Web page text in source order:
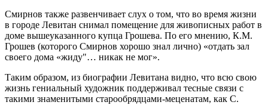
Смирнов также развенчивает слух о том, что во время жизни
в городе Левитан снимал помещение для живописных работ в
доме вышеуказанного купца Грошева. По его мнению, К.М.
Грошев (которого Смирнов хорошо знал лично) «отдать зал
своего дома «жиду"… никак не мог».
Таким образом, из биографии Левитана видно, что всю свою
жизнь гениальный художник поддерживал тесные связи с
такими знаменитыми старообрядцами-меценатам, как С.